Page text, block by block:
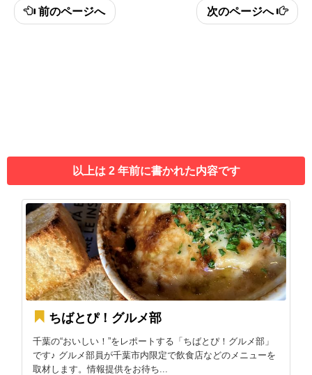
前のページへ 次のページへ
以上は 2 年前に書かれた内容です
ちばとぴ！グルメ部
千葉の“おいしい！”をレポートする「ちばとぴ！グルメ部」
です♪ グルメ部員が千葉市内限定で飲食店などのメニューを
取材します。情報提供をお待ち...